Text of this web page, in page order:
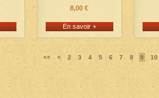
8,00 €
En savoir +
<< < 2 3 4 5 6 7 8 9 10